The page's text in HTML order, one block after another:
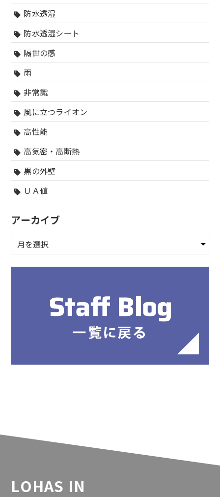
sell 防水透湿
sell 防水透湿シート
sell 隔世の感
sell 雨
sell 非常識
sell 風に立つライオン
sell 高性能
sell 高気密・高断熱
sell 黒の外壁
sell ＵＡ値
アーカイブ
LOHAS IN